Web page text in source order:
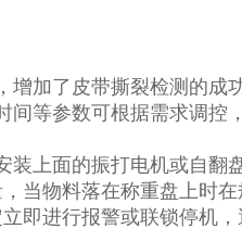
增加了皮带撕裂检测的成
间等参数可根据需求调控
装上面的振打电机或自翻
当物料落在称重盘上时
即进行报警或联锁停机